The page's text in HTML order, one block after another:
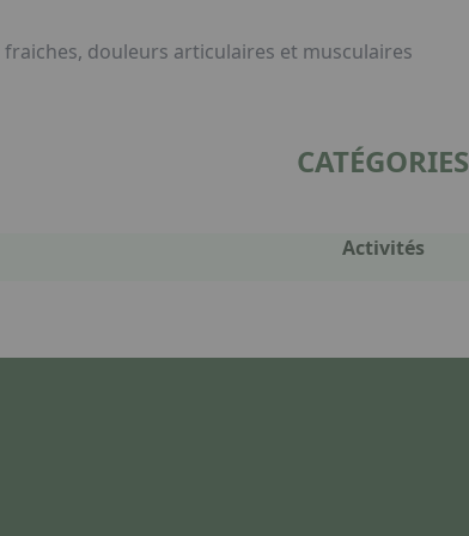
douleurs articulaires et musculaires
CATÉGORIES
Activités